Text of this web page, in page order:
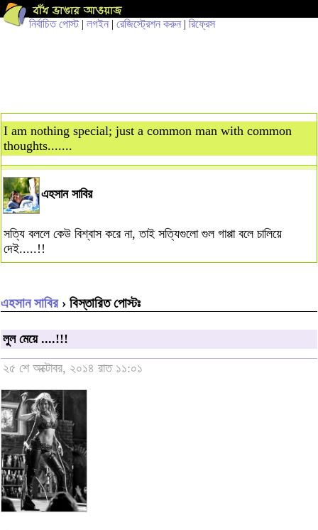
নির্বাচিত পোস্ট| লগইন | রেজিস্ট্রেশন করুন | রিফ্রেস
I am nothing special; just a common man with common
thoughts.......
এহসান সাবির
সত্যি বললে কেউ বিশ্বাস করে না, তাই সত্যিগুলো গুল গাপ্পা বলে চালিয়ে
দেই.....!!
এহসান সাবির› বিস্তারিত পোস্টঃ
লুল মেয়ে ....!!!
২৫ শে অক্টোবর, ২০১৪ রাত ১১:০১